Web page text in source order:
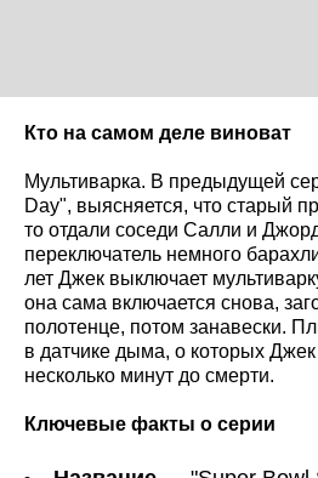
Кто на самом деле виноват
Мультиварка. В предыдущей
Day", выясняется, что старый
то отдали соседи Салли и
переключатель немного
лет Джек выключает
она сама включается снова,
полотенце, потом занавески.
в датчике дыма, о которых
несколько минут до смерти.
Ключевые факты о серии